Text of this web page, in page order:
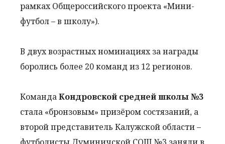
рамках Общероссийского проекта «Мини-
футбол – в школу»).
В двух возрастных номинациях за награды
боролись более 20 команд из 12 регионов.
КомандаКондровской средней школы №3
стала «бронзовым» призёром состязаний, а
второй представитель Калужской области –